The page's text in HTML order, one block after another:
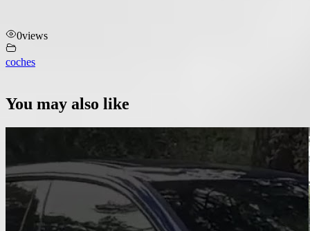
0views
coches
You may also like